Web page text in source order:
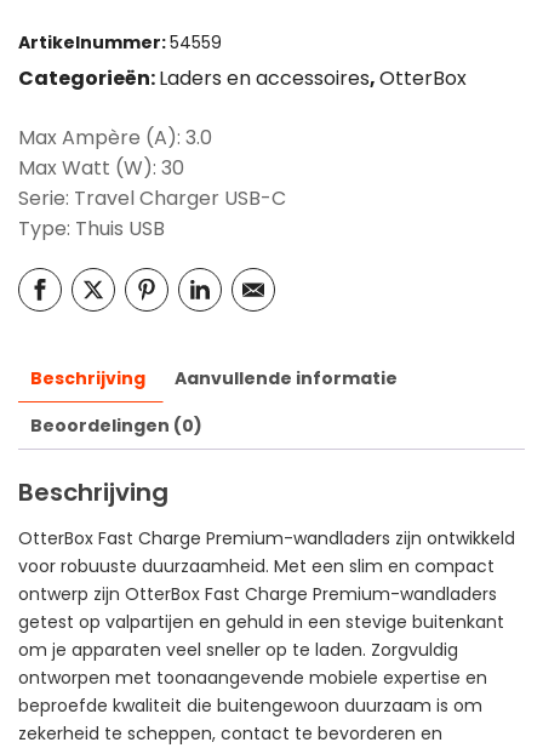
Artikelnummer:54559
Categorieën:Laders en accessoires,OtterBox
Max Ampère (A): 3.0
Max Watt (W): 30
Serie: Travel Charger USB-C
Type: Thuis USB
Beschrijving
Aanvullende informatie
Beoordelingen (0)
Beschrijving
OtterBox Fast Charge Premium-wandladers zijn ontwikkeld
voor robuuste duurzaamheid. Met een slim en compact
ontwerp zijn OtterBox Fast Charge Premium-wandladers
getest op valpartijen en gehuld in een stevige buitenkant
om je apparaten veel sneller op te laden. Zorgvuldig
ontworpen met toonaangevende mobiele expertise en
beproefde kwaliteit die buitengewoon duurzaam is om
zekerheid te scheppen, contact te bevorderen en